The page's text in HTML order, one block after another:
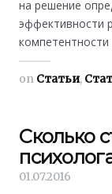
на решение
эффективности
on Статьи,
Сколько
01.07.2016